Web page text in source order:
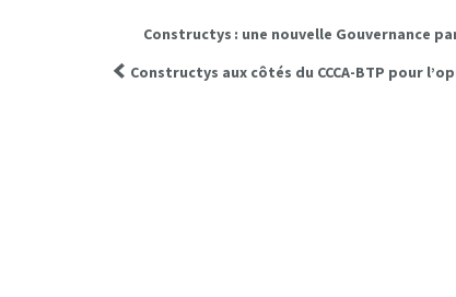
Constructys : une nouvelle Gouvernance
Constructys aux côtés du CCCA-BTP pour